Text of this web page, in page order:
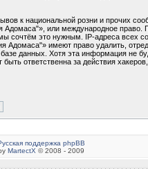
к национальной розни и прочих
Адомаса"», или международное
сочтём это нужным. IP-адреса всех
имеют право удалить,
данных. Хотя эта информация не
ответственна за действия
поддержка phpBB
MartectX © 2008 - 2009